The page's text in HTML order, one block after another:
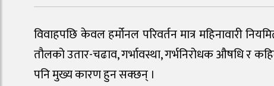
विवाहपछि केवल हर्मोनल परिवर्तन मात्र महिनावारी
तौलको उतार-चढाव, गर्भावस्था, गर्भनिरोधक औषधि र
पनि मुख्य कारण हुन सक्छन् ।